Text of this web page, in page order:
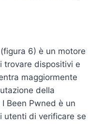
6) è un motore
trovare dispositivi e
maggiormente
della
Been Pwned è un
utenti di verificare se